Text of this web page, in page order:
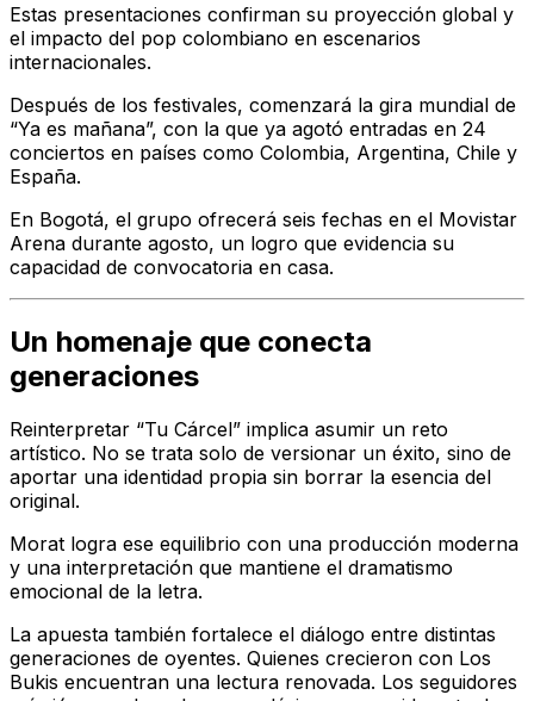
Estas presentaciones confirman su proyección global y
el impacto del pop colombiano en escenarios
internacionales.
Después de los festivales, comenzará la gira mundial de
“Ya es mañana”, con la que ya agotó entradas en 24
conciertos en países como Colombia, Argentina, Chile y
España.
En Bogotá, el grupo ofrecerá seis fechas en el Movistar
Arena durante agosto, un logro que evidencia su
capacidad de convocatoria en casa.
Un homenaje que conecta
generaciones
Reinterpretar “Tu Cárcel” implica asumir un reto
artístico. No se trata solo de versionar un éxito, sino de
aportar una identidad propia sin borrar la esencia del
original.
Morat logra ese equilibrio con una producción moderna
y una interpretación que mantiene el dramatismo
emocional de la letra.
La apuesta también fortalece el diálogo entre distintas
generaciones de oyentes. Quienes crecieron con Los
Bukis encuentran una lectura renovada. Los seguidores